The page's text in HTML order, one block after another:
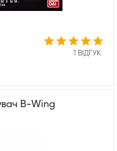
1 ВІДГУК
B-Wing